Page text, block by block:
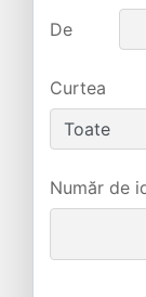
De
Curtea
Număr de